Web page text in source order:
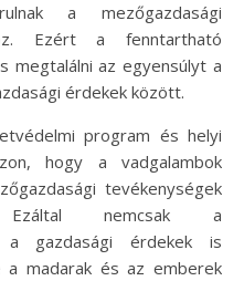
a mezőgazdasági
Ezért a fenntartható
megtalálni az egyensúlyt a
érdekek között.
program és helyi
hogy a vadgalambok
tevékenységek
Ezáltal nemcsak a
a gazdasági érdekek is
a madarak és az emberek